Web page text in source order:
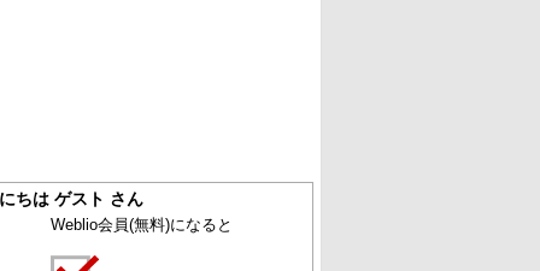
ちは ゲスト さん
Weblio会員(無料)になると